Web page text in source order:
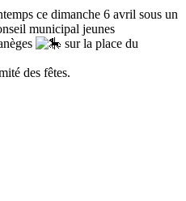
ce dimanche 6 avril sous un
municipal jeunes
sur la place du
des fêtes.